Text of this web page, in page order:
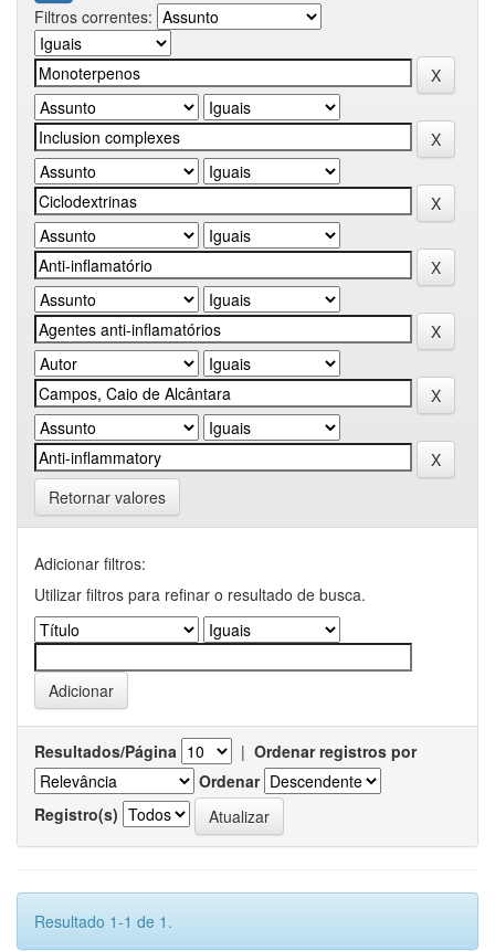
Filtros correntes:
Retornar valores
Adicionar filtros:
Utilizar filtros para refinar o resultado de busca.
Resultados/Página | Ordenar registros por
Ordenar
Registro(s)
Resultado 1-1 de 1.